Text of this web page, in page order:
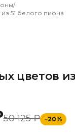
/
51 белого пиона
цветов
50 125 ₽ −20%